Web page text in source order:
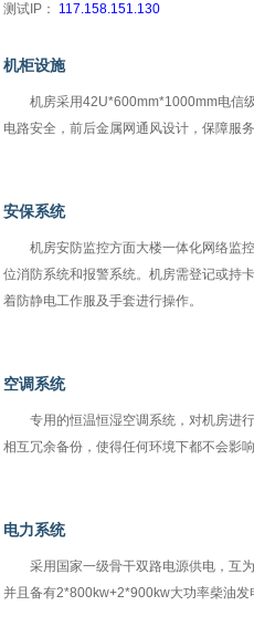
测试IP： 117.158.151.130
机柜设施
机房采用42U*600mm*1000mm电信级
电路安全，前后金属网通风设计，保障服
安保系统
机房安防监控方面大楼一体化网络监控
位消防系统和报警系统。机房需登记或持
着防静电工作服及手套进行操作。
空调系统
专用的恒温恒湿空调系统，对机房进行
相互冗余备份，使得任何环境下都不会影
电力系统
采用国家一级骨干双路电源供电，互为
并且备有2*800kw+2*900kw大功率柴油发